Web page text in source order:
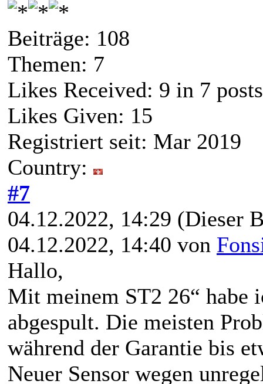
Beiträge: 108
Themen: 7
Likes Received: 9 in 7 posts
Likes Given: 15
Registriert seit: Mar 2019
Country:
#7
04.12.2022, 14:29 (Dieser
04.12.2022, 14:40 von
Hallo,
Mit meinem ST2 26“ habe
abgespult. Die meisten
während der Garantie bis
Neuer Sensor wegen